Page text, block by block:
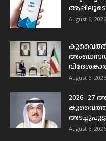
August 6, 2026
August 6, 2026
August 6, 2026